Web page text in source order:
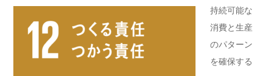
持続可能な
消費と生産
のパターン
を確保する